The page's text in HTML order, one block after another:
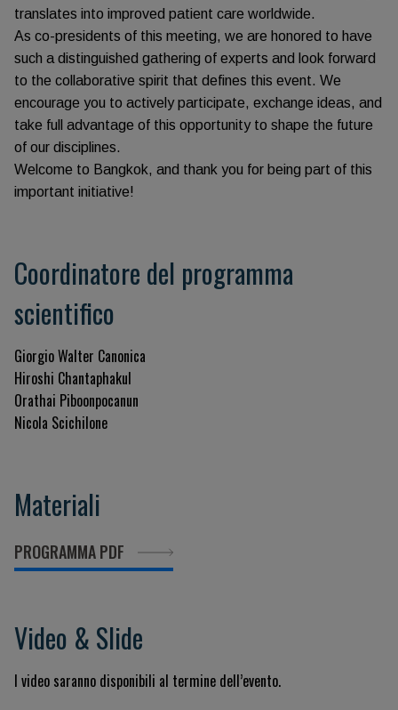
translates into improved patient care worldwide.
As co-presidents of this meeting, we are honored to have
such a distinguished gathering of experts and look forward
to the collaborative spirit that defines this event. We
encourage you to actively participate, exchange ideas, and
take full advantage of this opportunity to shape the future
of our disciplines.
Welcome to Bangkok, and thank you for being part of this
important initiative!
Coordinatore del programma
scientifico
Giorgio Walter Canonica
Hiroshi Chantaphakul
Orathai Piboonpocanun
Nicola Scichilone
Materiali
PROGRAMMA PDF
Video & Slide
I video saranno disponibili al termine dell’evento.